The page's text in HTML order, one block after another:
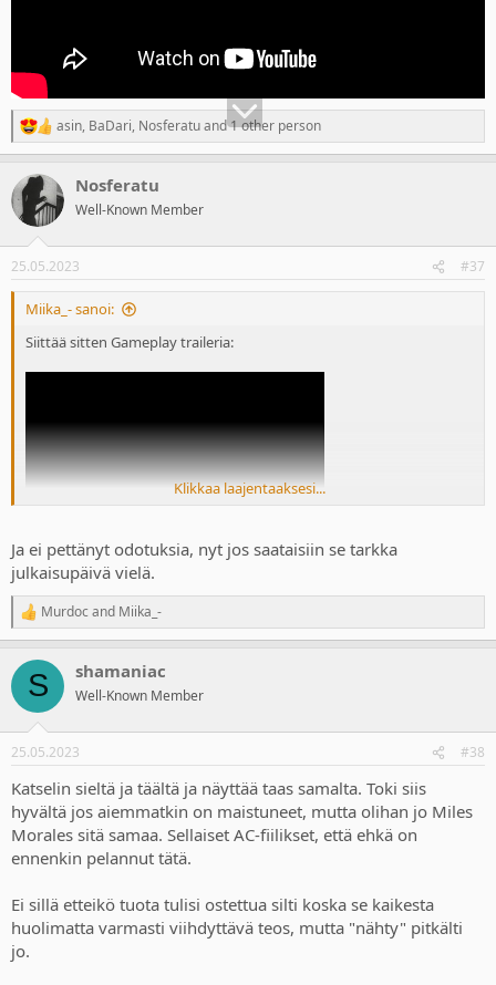
R
e
c
t
i
s
:
asin, BaDari, Nosferatuand 1 other person
Nosferatu
Well-Known Member
25.05.2023 #37
Miika_- sanoi:
Siittää sitten Gameplay traileria:
Klikkaa laajentaaksesi...
Ja ei pettänyt odotuksia, nyt jos saataisiin se tarkka
julkaisupäivä vielä.
R
e
c
i
s
Murdocand Miika_-
S shamaniac
Well-Known Member
25.05.2023 #38
Katselin sieltä ja täältä ja näyttää taas samalta. Toki siis
hyvältä jos aiemmatkin on maistuneet, mutta olihan jo Miles
Morales sitä samaa. Sellaiset AC-fiilikset, että ehkä on
ennenkin pelannut tätä.
Ei sillä etteikö tuota tulisi ostettua silti koska se kaikesta
huolimatta varmasti viihdyttävä teos, mutta "nähty" pitkälti
jo.